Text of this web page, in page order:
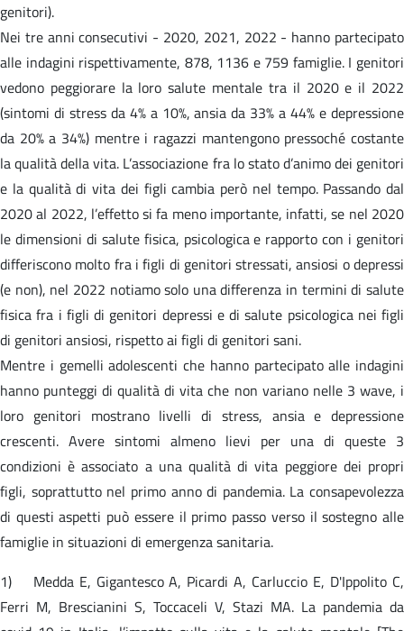
genitori).
Nei tre anni consecutivi - 2020, 2021, 2022 - hanno partecipato
alle indagini rispettivamente, 878, 1136 e 759 famiglie. I genitori
vedono peggiorare la loro salute mentale tra il 2020 e il 2022
(sintomi di stress da 4% a 10%, ansia da 33% a 44% e depressione
da 20% a 34%) mentre i ragazzi mantengono pressoché costante
la qualità della vita. L’associazione fra lo stato d’animo dei genitori
e la qualità di vita dei figli cambia però nel tempo. Passando dal
2020 al 2022, l’effetto si fa meno importante, infatti, se nel 2020
le dimensioni di salute fisica, psicologica e rapporto con i genitori
differiscono molto fra i figli di genitori stressati, ansiosi o depressi
(e non), nel 2022 notiamo solo una differenza in termini di salute
fisica fra i figli di genitori depressi e di salute psicologica nei figli
di genitori ansiosi, rispetto ai figli di genitori sani.
Mentre i gemelli adolescenti che hanno partecipato alle indagini
hanno punteggi di qualità di vita che non variano nelle 3 wave, i
loro genitori mostrano livelli di stress, ansia e depressione
crescenti. Avere sintomi almeno lievi per una di queste 3
condizioni è associato a una qualità di vita peggiore dei propri
figli, soprattutto nel primo anno di pandemia. La consapevolezza
di questi aspetti può essere il primo passo verso il sostegno alle
famiglie in situazioni di emergenza sanitaria.
1) Medda E, Gigantesco A, Picardi A, Carluccio E, D'Ippolito C,
Ferri M, Brescianini S, Toccaceli V, Stazi MA. La pandemia da